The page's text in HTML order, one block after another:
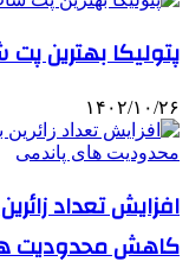
پتولیکا بهترین
۱۴۰۲/۱۰/۲۶
افزایش تعداد
کاهش محدودیت